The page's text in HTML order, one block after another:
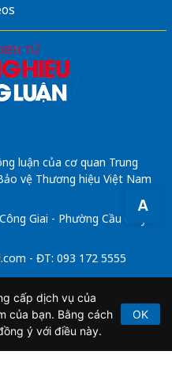
A
luận của cơ quan Trung
vệ Thương hiệu Việt Nam
Giai - Phường Cầu Giấy -
- ĐT: 093 172 5555
số 64/GP-BTTTT do Bộ
21/2/2020.
cấp dịch vụ của
của bạn. Bằng cách
ý với điều này.
OK